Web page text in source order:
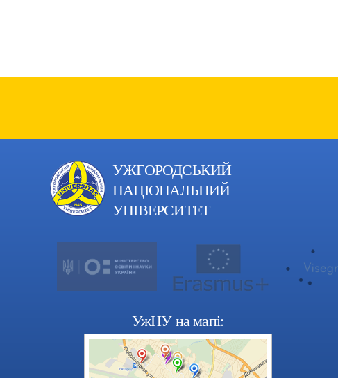
УЖГОРОДСЬКИЙ
НАЦІОНАЛЬНИЙ
УНІВЕРСИТЕТ
УжНУ на мапі: